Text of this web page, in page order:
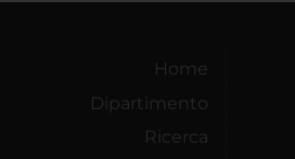
Home
Dipartimento
Ricerca